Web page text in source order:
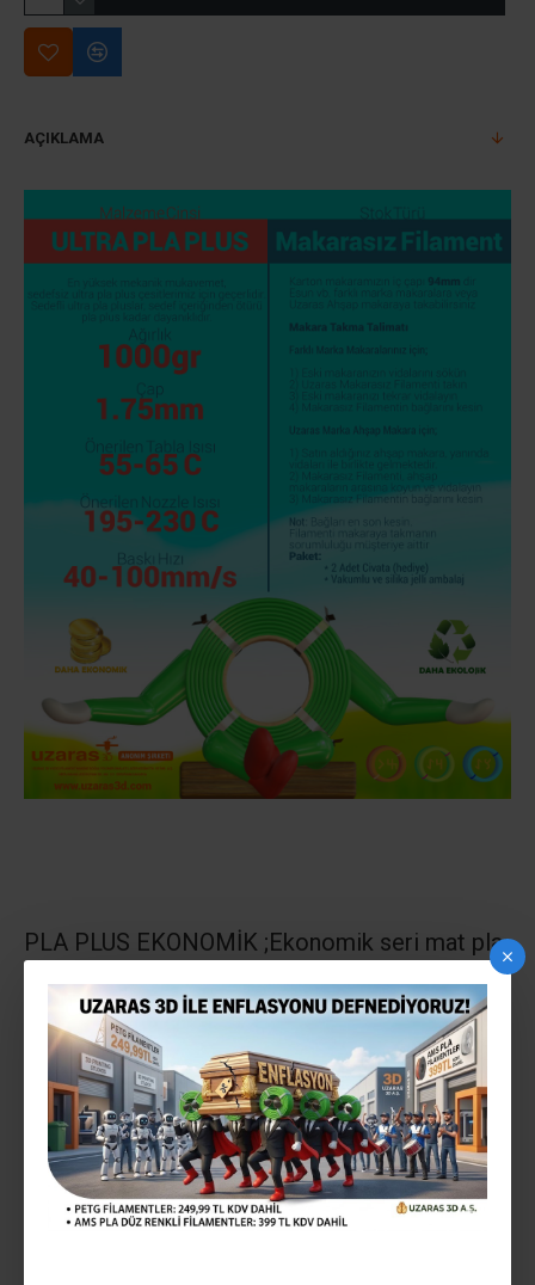
AÇIKLAMA
PLA PLUS EKONOMİK ;Ekonomik seri mat pla
filamentimiz görsel model üretmek için
önermekteyiz
GLİNT YARI PARLAK; Ekonomik seri parlak pla
filamentimiz görsel model üretmek için
önermekteyiz
GLİNT TAM PARLAK;lüx seri mekanik
mukavemeti yüksek çok parlak pla